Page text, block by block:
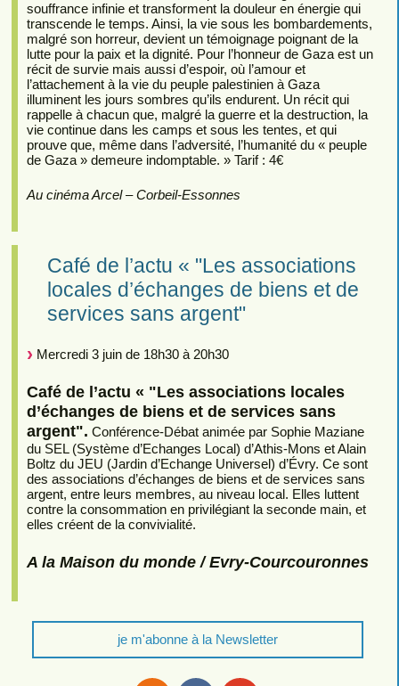
souffrance infinie et transforment la douleur en énergie qui
transcende le temps. Ainsi, la vie sous les bombardements,
malgré son horreur, devient un témoignage poignant de la
lutte pour la paix et la dignité. Pour l’honneur de Gaza est un
récit de survie mais aussi d’espoir, où l’amour et
l’attachement à la vie du peuple palestinien à Gaza
illuminent les jours sombres qu’ils endurent. Un récit qui
rappelle à chacun que, malgré la guerre et la destruction, la
vie continue dans les camps et sous les tentes, et qui
prouve que, même dans l’adversité, l’humanité du « peuple
de Gaza » demeure indomptable. » Tarif : 4€
Au cinéma Arcel – Corbeil-Essonnes
Café de l’actu « "Les associations
locales d’échanges de biens et de
services sans argent"
Mercredi 3 juin de 18h30 à 20h30
Café de l’actu « "Les associations locales
d’échanges de biens et de services sans
argent". Conférence-Débat animée par Sophie Maziane
du SEL (Système d’Echanges Local) d’Athis-Mons et Alain
Boltz du JEU (Jardin d’Echange Universel) d’Évry. Ce sont
des associations d’échanges de biens et de services sans
argent, entre leurs membres, au niveau local. Elles luttent
contre la consommation en privilégiant la seconde main, et
elles créent de la convivialité.
A la Maison du monde / Evry-Courcouronnes
je m'abonne à la Newsletter